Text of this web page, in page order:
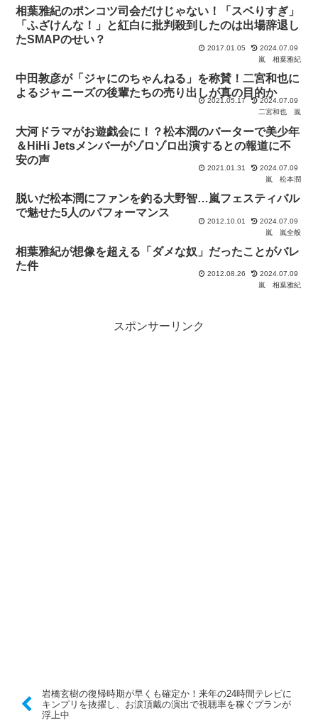
相葉雅紀のポンコツ司会だけじゃない！「スベりすぎ」
「ふざけんな！」と紅白に批判殺到したのは出場辞退し
たSMAPのせい？
2017.01.05
2024.07.09
嵐
相葉雅紀
中田敦彦が「ジャにのちゃんねる」を称賛！二宮和也に
よるジャニーズの後輩たちの売り出しが真の目的か
2021.05.17
2024.07.09
二宮和也
嵐
大河ドラマがお遊戯会に！？松本潤のバーターで美少年
＆HiHi Jetsメンバーがゾロゾロ出演するとの報道に不
安の声
2021.01.31
2024.07.09
嵐
松本潤
脱いだ松本潤にファンを釣る大野智…嵐フェスティバル
で魅せた5人のパフォーマンス
2012.10.01
2024.07.09
嵐
嵐全般
相葉雅紀が想像を超える「ダメな奴」だったことがバレ
た件
2012.08.26
2024.07.09
嵐
相葉雅紀
スポンサーリンク
岩橋玄樹の復帰時期が早くも確定か！来年の24時間テレビに
キンプリを抜擢し、お涙頂戴の演出で視聴率を稼ぐプランが
浮上中